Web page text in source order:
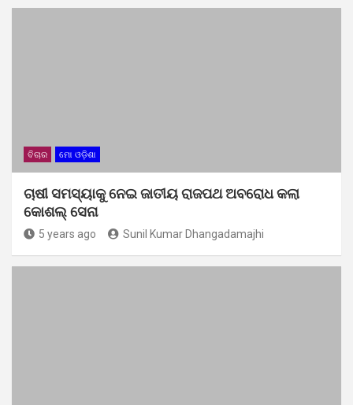
ବିଚାର ମୋ ଓଡ଼ିଶା
ଚାଷୀ ସମସ୍ୟାକୁ ନେଇ ଜାତୀୟ ରାଜପଥ ଅବରୋଧ କଲା
କୋଶଲ୍ ସେନା
5 years ago Sunil Kumar Dhangadamajhi